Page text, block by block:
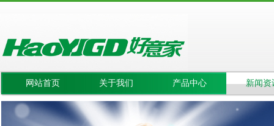
网站首页 关于我们 产品中心 新闻资